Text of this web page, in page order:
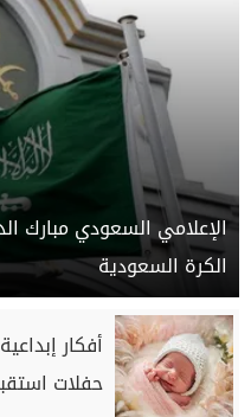
الإعلامي السعودي مبارك
الكرة السعودية
أفكار
حفلات